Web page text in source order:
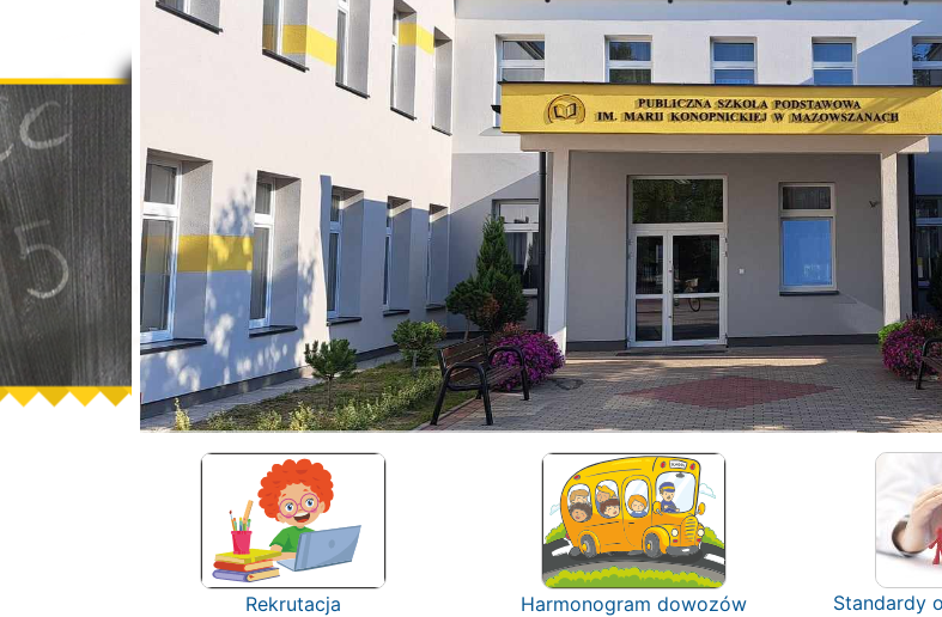
Rekrutacja Harmonogram dowozów Standardy